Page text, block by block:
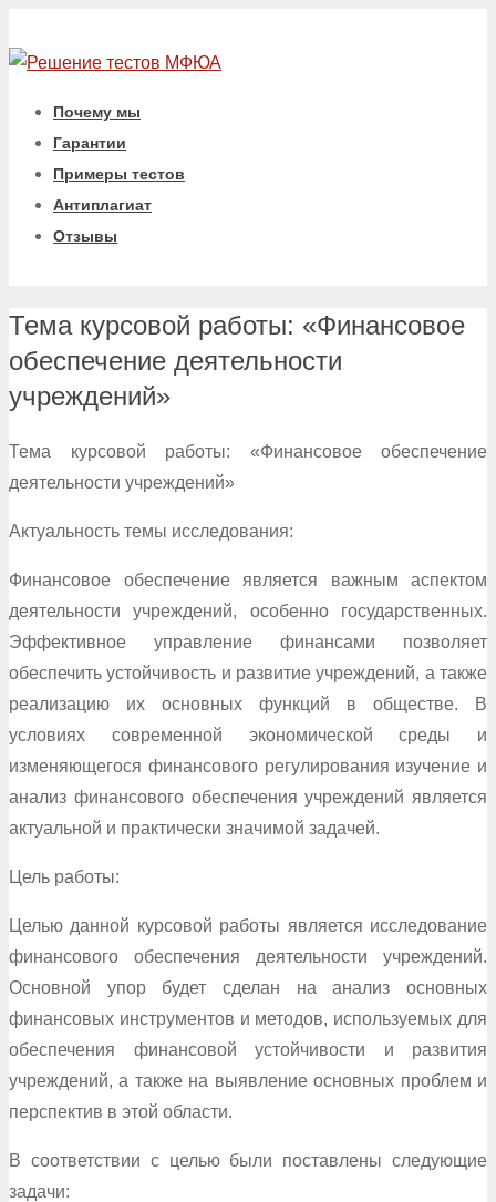
Почему мы
Гарантии
Примеры тестов
Антиплагиат
Отзывы
Тема курсовой работы: «Финансовое
обеспечение деятельности
учреждений»
Тема курсовой работы: «Финансовое обеспечение
деятельности учреждений»
Актуальность темы исследования:
Финансовое обеспечение является важным аспектом
деятельности учреждений, особенно государственных.
Эффективное управление финансами позволяет
обеспечить устойчивость и развитие учреждений, а также
реализацию их основных функций в обществе. В
условиях современной экономической среды и
изменяющегося финансового регулирования изучение и
анализ финансового обеспечения учреждений является
актуальной и практически значимой задачей.
Цель работы:
Целью данной курсовой работы является исследование
финансового обеспечения деятельности учреждений.
Основной упор будет сделан на анализ основных
финансовых инструментов и методов, используемых для
обеспечения финансовой устойчивости и развития
учреждений, а также на выявление основных проблем и
перспектив в этой области.
В соответствии с целью были поставлены следующие
задачи: